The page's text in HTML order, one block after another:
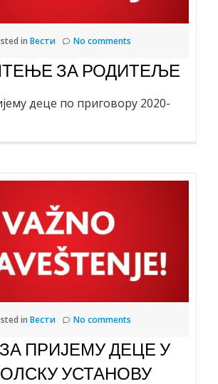
in Вести No comments
ЗА РОДИТЕЉЕ
деце по приговору 2020-
in Вести No comments
ПРИЈЕМУ ДЕЦЕ У
УСТАНОВУ